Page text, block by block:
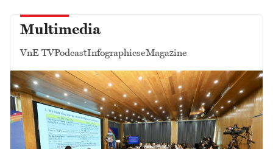
Multimedia
VnE TVPodcastInfographicseMagazine